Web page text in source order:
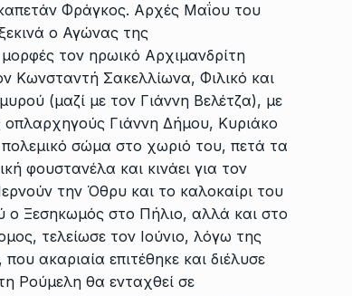
Φράγκος. Αρχές Μαΐου του
ο Αγώνας της
τον ηρωικό Αρχιμανδρίτη
Κωνσταντή Σακελλίωνα, Φιλικό και
(μαζί με τον Γιάννη Βελέτζα), με
Γιάννη Δήμου, Κυριάκο
σώμα στο χωριό του, πετά τα
φουστανέλα και κινάει για τον
την Όθρυ και το καλοκαίρι του
ο Ξεσηκωμός στο Πήλιο, αλλά και στο
τελείωσε τον Ιούνιο, λόγω της
ακαριαία επιτέθηκε και διέλυσε
Ρούμελη θα ενταχθεί σε